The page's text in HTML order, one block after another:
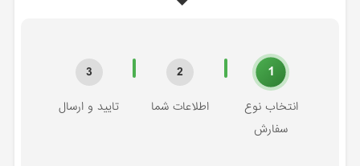
1
انتخاب نوع
سفارش
2
اطلاعات شما
3
تایید و ارسال